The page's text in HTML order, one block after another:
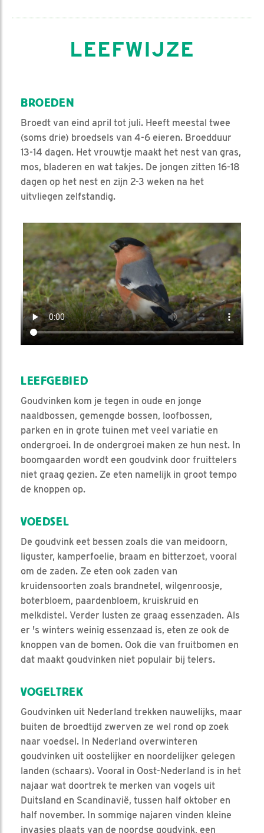
LEEFWIJZE
BROEDEN
Broedt van eind april tot juli. Heeft meestal twee
(soms drie) broedsels van 4-6 eieren. Broedduur
13-14 dagen. Het vrouwtje maakt het nest van gras,
mos, bladeren en wat takjes. De jongen zitten 16-18
dagen op het nest en zijn 2-3 weken na het
uitvliegen zelfstandig.
Video in nieuw venster openen
LEEFGEBIED
Goudvinken kom je tegen in oude en jonge
naaldbossen, gemengde bossen, loofbossen,
parken en in grote tuinen met veel variatie en
ondergroei. In de ondergroei maken ze hun nest. In
boomgaarden wordt een goudvink door fruittelers
niet graag gezien. Ze eten namelijk in groot tempo
de knoppen op.
VOEDSEL
De goudvink eet bessen zoals die van meidoorn,
liguster, kamperfoelie, braam en bitterzoet, vooral
om de zaden. Ze eten ook zaden van
kruidensoorten zoals brandnetel, wilgenroosje,
boterbloem, paardenbloem, kruiskruid en
melkdistel. Verder lusten ze graag essenzaden. Als
er 's winters weinig essenzaad is, eten ze ook de
knoppen van de bomen. Ook die van fruitbomen en
dat maakt goudvinken niet populair bij telers.
VOGELTREK
Goudvinken uit Nederland trekken nauwelijks, maar
buiten de broedtijd zwerven ze wel rond op zoek
naar voedsel. In Nederland overwinteren
goudvinken uit oostelijker en noordelijker gelegen
landen (schaars). Vooral in Oost-Nederland is in het
najaar wat doortrek te merken van vogels uit
Duitsland en Scandinavië, tussen half oktober en
half november. In sommige najaren vinden kleine
invasies plaats van de noordse goudvink, een